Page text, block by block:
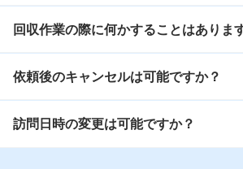
回収作業の際に何かすることはありま
依頼後のキャンセルは可能ですか？
訪問日時の変更は可能ですか？